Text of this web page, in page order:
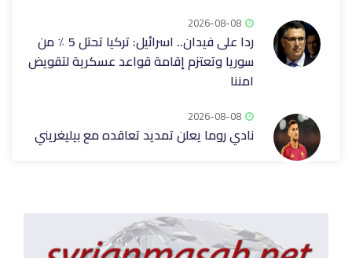
2026-08-08
ردا على فيدان.. اسرائيل: تركيا تحتل 5 ٪ من
سوريا وتعتزم إقامة قواعد عسكرية لتقويض
امننا
2026-08-08
نادي روما يعلن تمديد تعاقده مع بيليغريني